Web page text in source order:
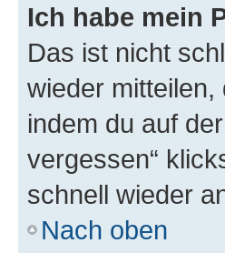
Ich habe mein
Das ist nicht
wieder
indem du auf
vergessen“
schnell wieder
Nach oben